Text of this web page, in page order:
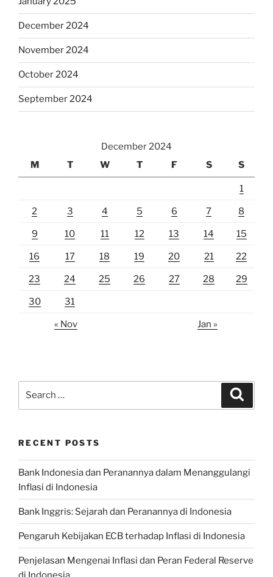
December 2024
November 2024
October 2024
September 2024
December 2024
M
T W T F S S
1
2 3 4 5 6 7 8
9 10 11 12 13 14 15
16 17 18 19 20 21 22
23 24 25 26 27 28 29
30 31
« Nov Jan »
RECENT POSTS
Bank Indonesia dan Peranannya dalam Menanggulangi
Inflasi di Indonesia
Bank Inggris: Sejarah dan Peranannya di Indonesia
Pengaruh Kebijakan ECB terhadap Inflasi di Indonesia
Penjelasan Mengenai Inflasi dan Peran Federal Reserve